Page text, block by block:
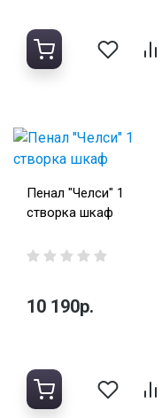
Пенал "Челси" 1
створка шкаф
10 190р.